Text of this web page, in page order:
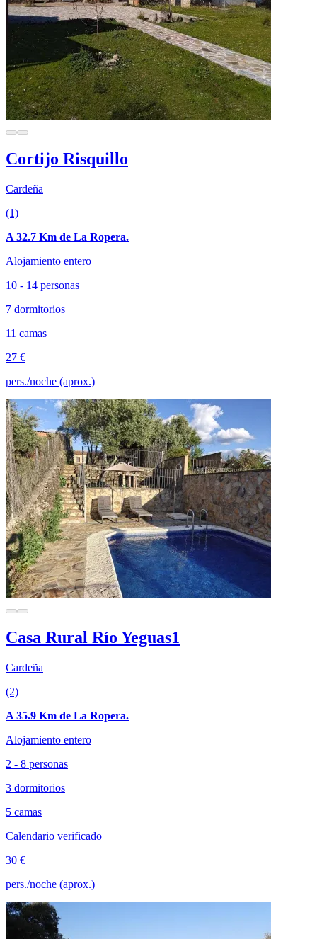
Cortijo Risquillo
Cardeña
(1)
A 32.7 Km de La Ropera.
Alojamiento entero
10 - 14 personas
7 dormitorios
11 camas
27 €
pers./noche (aprox.)
Casa Rural Río Yeguas1
Cardeña
(2)
A 35.9 Km de La Ropera.
Alojamiento entero
2 - 8 personas
3 dormitorios
5 camas
Calendario verificado
30 €
pers./noche (aprox.)